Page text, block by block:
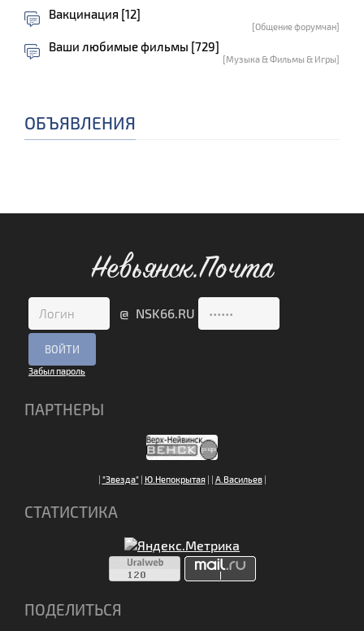
Вакцинация [12]
[Общение форумчан]
Ваши любимые фильмы [729]
[Музыка & Фильмы & Игры]
ОБЪЯВЛЕНИЯ
Невьянск.Почта
@ NSK66.RU
Забыл пароль
ПАРТНЕРЫ
| "Звезда"| Ю.Непокрытая| | А.Васильев|
СТАТИСТИКА
ПОДЕЛИТЬСЯ